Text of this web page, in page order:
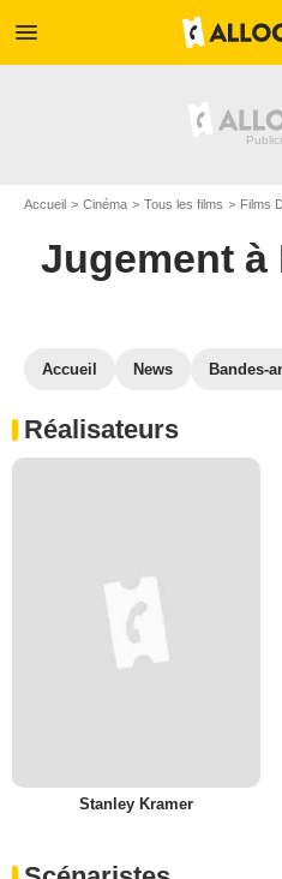
menu
Accueil Cinéma Tous les films Films
Jugement à
Accueil News Bandes-
Réalisateurs
Stanley Kramer